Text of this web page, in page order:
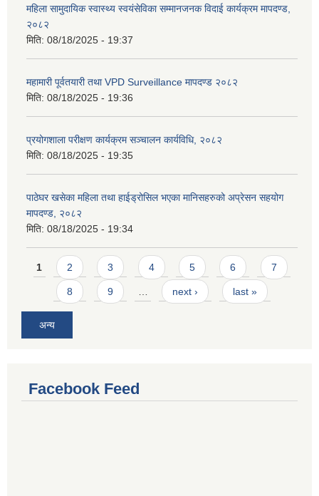
महिला सामुदायिक स्वास्थ्य स्वयंसेविका सम्मानजनक विदाई कार्यक्रम मापदण्ड,
२०८२
मिति: 08/18/2025 - 19:37
महामारी पूर्वतयारी तथा VPD Surveillance मापदण्ड २०८२
मिति: 08/18/2025 - 19:36
प्रयोगशाला परीक्षण कार्यक्रम सञ्चालन कार्यविधि, २०८२
मिति: 08/18/2025 - 19:35
पाठेघर खसेका महिला तथा हाईड्रोसिल भएका मानिसहरुको अप्रेसन सहयोग
मापदण्ड, २०८२
मिति: 08/18/2025 - 19:34
Pages
1 2 3 4 5 6 7
8 9 … next › last »
अन्य
Facebook Feed